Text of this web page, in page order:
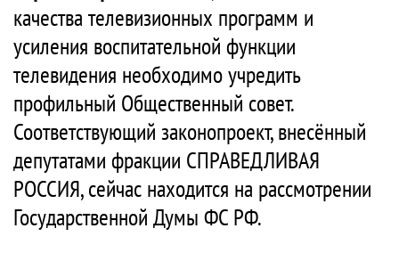
качества телевизионных программ и
усиления воспитательной функции
телевидения необходимо учредить
профильный Общественный совет.
Соответствующий законопроект, внесённый
депутатами фракции СПРАВЕДЛИВАЯ
РОССИЯ, сейчас находится на рассмотрении
Государственной Думы ФС РФ.